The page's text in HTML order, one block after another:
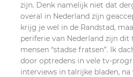
zijn. Denk namelijk niet dat
overal in Nederland zijn
krijg je wel in de Randstad,
periferie van Nederland zijn dit
mensen “stadse fratsen”. Ik
door optredens in vele tv-
interviews in talrijke bladen,